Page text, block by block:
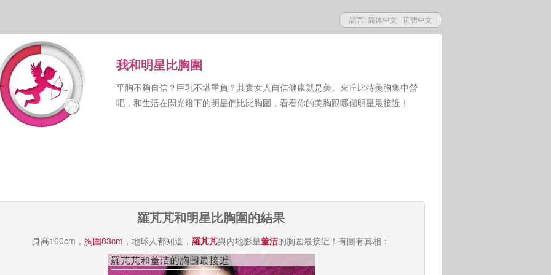
語言: 简体中文 | 正體中文
我和明星比胸圍
平胸不夠自信？巨乳不堪重負？其實女人自信健康就是美。來丘比特美胸集中營
吧，和生活在閃光燈下的明星們比比胸圍，看看你的美胸跟哪個明星最接近！
羅芃芃和明星比胸圍的結果
身高160cm， 胸圍83cm ，地球人都知道， 羅芃芃與內地影星董洁的胸圍最接近！有圖有真相：